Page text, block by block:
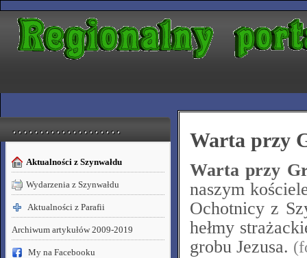
. . . . . . . . . . . . . . . . . . . .
Aktualności z Szynwałdu
Wydarzenia z Szynwałdu
Aktualności z Parafii
Archiwum artykułów 2009-2019
My na Facebooku
Warta przy
Warta przy
naszym
Ochotnicy z
hełmy
grobu Jezusa.